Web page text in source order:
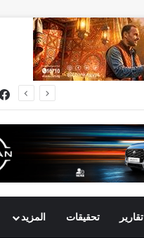
تقارير تحقيقات المزيد